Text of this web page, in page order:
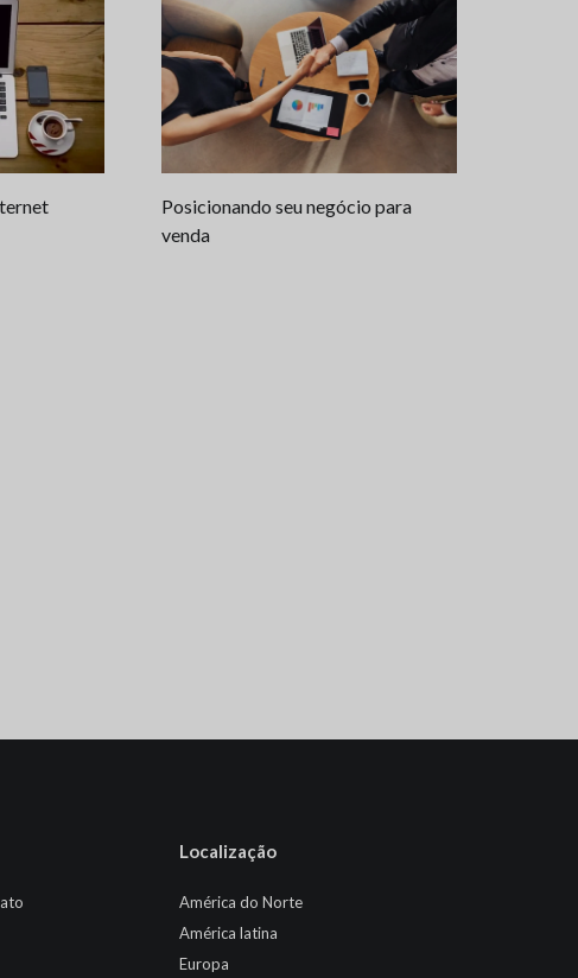
Posicionando seu negócio para
venda
Localização
América do Norte
América latina
Europa